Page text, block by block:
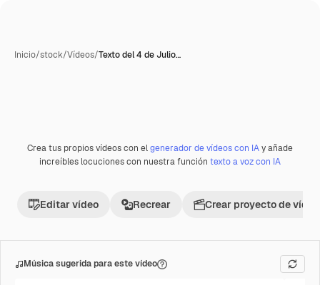
Inicio/stock/Vídeos/Texto del 4 de Julio…
PremiumGenerada con IA
Crea tus propios vídeos con elgenerador de vídeos con IAy añade
increíbles locuciones con nuestra función texto a voz con IA
Editar vídeo Recrear Crear proyecto de vídeo
Música sugerida para este vídeo